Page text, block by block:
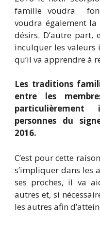
famille voudra
voudra également
désirs. D’autre part,
inculquer les valeurs
qu’il va apprendre à
Les traditions
entre les
personnes du
2016.
C’est pour cette
s’impliquer dans les
ses proches, il va
autres et, si
les autres afin